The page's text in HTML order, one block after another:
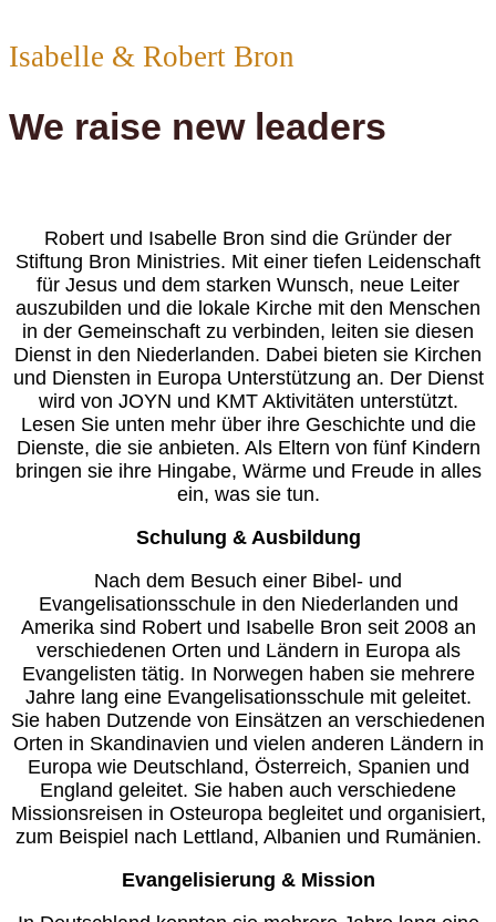
Isabelle & Robert Bron
We raise new leaders
Robert und Isabelle Bron sind die Gründer der
Stiftung Bron Ministries. Mit einer tiefen Leidenschaft
für Jesus und dem starken Wunsch, neue Leiter
auszubilden und die lokale Kirche mit den Menschen
in der Gemeinschaft zu verbinden, leiten sie diesen
Dienst in den Niederlanden. Dabei bieten sie Kirchen
und Diensten in Europa Unterstützung an. Der Dienst
wird von JOYN und KMT Aktivitäten unterstützt.
Lesen Sie unten mehr über ihre Geschichte und die
Dienste, die sie anbieten. Als Eltern von fünf Kindern
bringen sie ihre Hingabe, Wärme und Freude in alles
ein, was sie tun.
Schulung & Ausbildung
Nach dem Besuch einer Bibel- und
Evangelisationsschule in den Niederlanden und
Amerika sind Robert und Isabelle Bron seit 2008 an
verschiedenen Orten und Ländern in Europa als
Evangelisten tätig. In Norwegen haben sie mehrere
Jahre lang eine Evangelisationsschule mit geleitet.
Sie haben Dutzende von Einsätzen an verschiedenen
Orten in Skandinavien und vielen anderen Ländern in
Europa wie Deutschland, Österreich, Spanien und
England geleitet. Sie haben auch verschiedene
Missionsreisen in Osteuropa begleitet und organisiert,
zum Beispiel nach Lettland, Albanien und Rumänien.
Evangelisierung & Mission